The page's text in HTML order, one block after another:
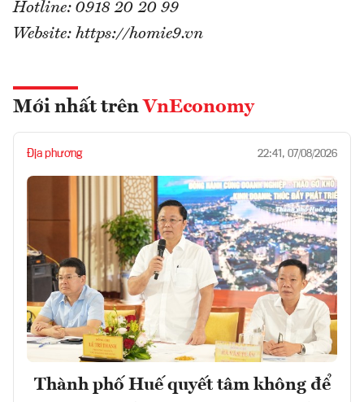
Hotline: 0918 20 20 99
Website: https://homie9.vn
Mới nhất trên VnEconomy
Địa phương 22:41, 07/08/2026
Thành phố Huế quyết tâm không để